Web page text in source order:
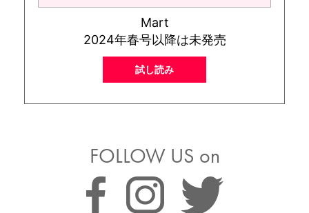
Mart
2024年春号以降は未発売
試し読み
FOLLOW US on